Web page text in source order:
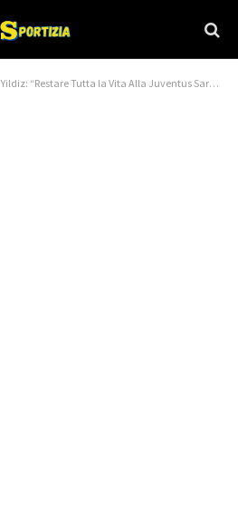
Yildiz: “Restare Tutta la Vita Alla Juventus Sarebbe un Sgno, MA non SI SA MAI. CON TUDOR SONO PIù LIBERO” | Primapagina